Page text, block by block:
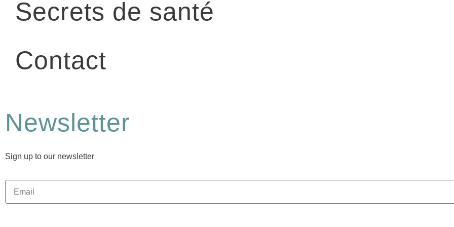
Secrets de santé
Contact
Newsletter
Sign up to our newsletter